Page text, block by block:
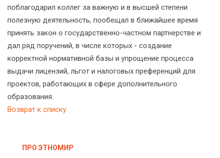
поблагодарил коллег за важную и в высшей степени
полезную деятельность, пообещал в ближайшее время
принять закон о государственно-частном партнерстве и
дал ряд поручений, в числе которых - создание
корректной нормативной базы и упрощение процесса
выдачи лицензий, льгот и налоговых преференций для
проектов, работающих в сфере дополнительного
образования.
Возврат к списку
ПРО ЭТНОМИР